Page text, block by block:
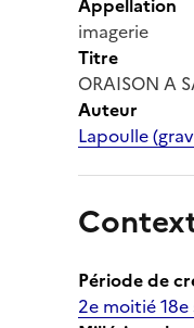
imagerie
Titre
ORAISON A
Auteur
Lapoulle
Période de
2e moitié 18e